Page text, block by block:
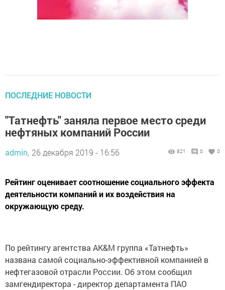
ПОСЛЕДНИЕ НОВОСТИ
"Татнефть" заняла первое место среди
нефтяных компаний России
admin, 26 декабря 2019 - 16:56 821 0 0
Рейтинг оценивает соотношение социального эффекта
деятельности компаний и их воздействия на
окружающую среду.
По рейтингу агентства AK&M группа «Татнефть»
названа самой социально-эффективной компанией в
нефтегазовой отрасли России. Об этом сообщил
замгендиректора - директор департамента ПАО